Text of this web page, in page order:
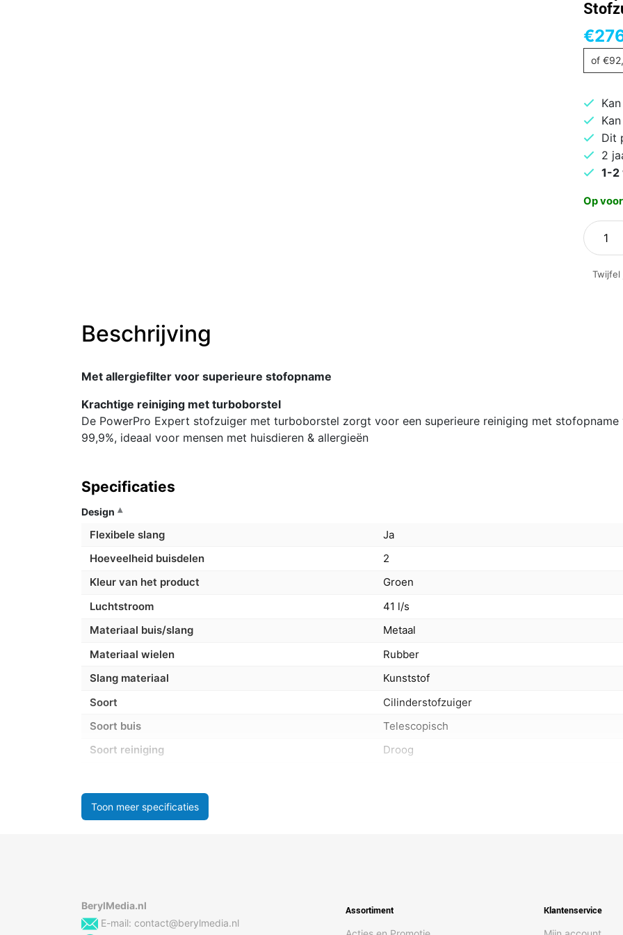
€
of €
Dit
2
1-2
Op
Philips
Twijfel
Beschrijving
Met allergiefilter voor superieure stofopname
Krachtige reiniging met turboborstel
De PowerPro Expert stofzuiger met turboborstel zorgt voor een superieure reiniging met stofopname
99,9%, ideaal voor mensen met huisdieren & allergieën
Specificaties
Design
Flexibele slang
Ja
Hoeveelheid buisdelen
2
Kleur van het product
Groen
Luchtstroom
41 l/s
Materiaal buis/slang
Metaal
Materiaal wielen
Rubber
Slang materiaal
Kunststof
Soort
Cilinderstofzuiger
Soort buis
Telescopisch
Soort reiniging
Droog
Stofzuigercontainer type
Geluidsniveau
76 dB
Reinigt ondergronden
Tapijt, Harde vloer
Toon meer specificaties
BerylMedia.nl
E-mail: contact@berylmedia.nl
Assortiment Klantenservice